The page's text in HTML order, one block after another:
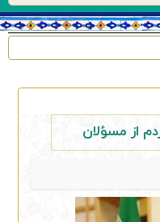
از مسؤلان